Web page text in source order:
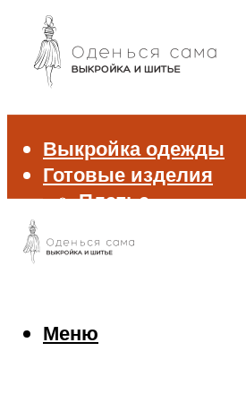
Выкройка одежды
Готовые изделия
Платье
Блуза и рубашка
Джемпер и свитер
Меню